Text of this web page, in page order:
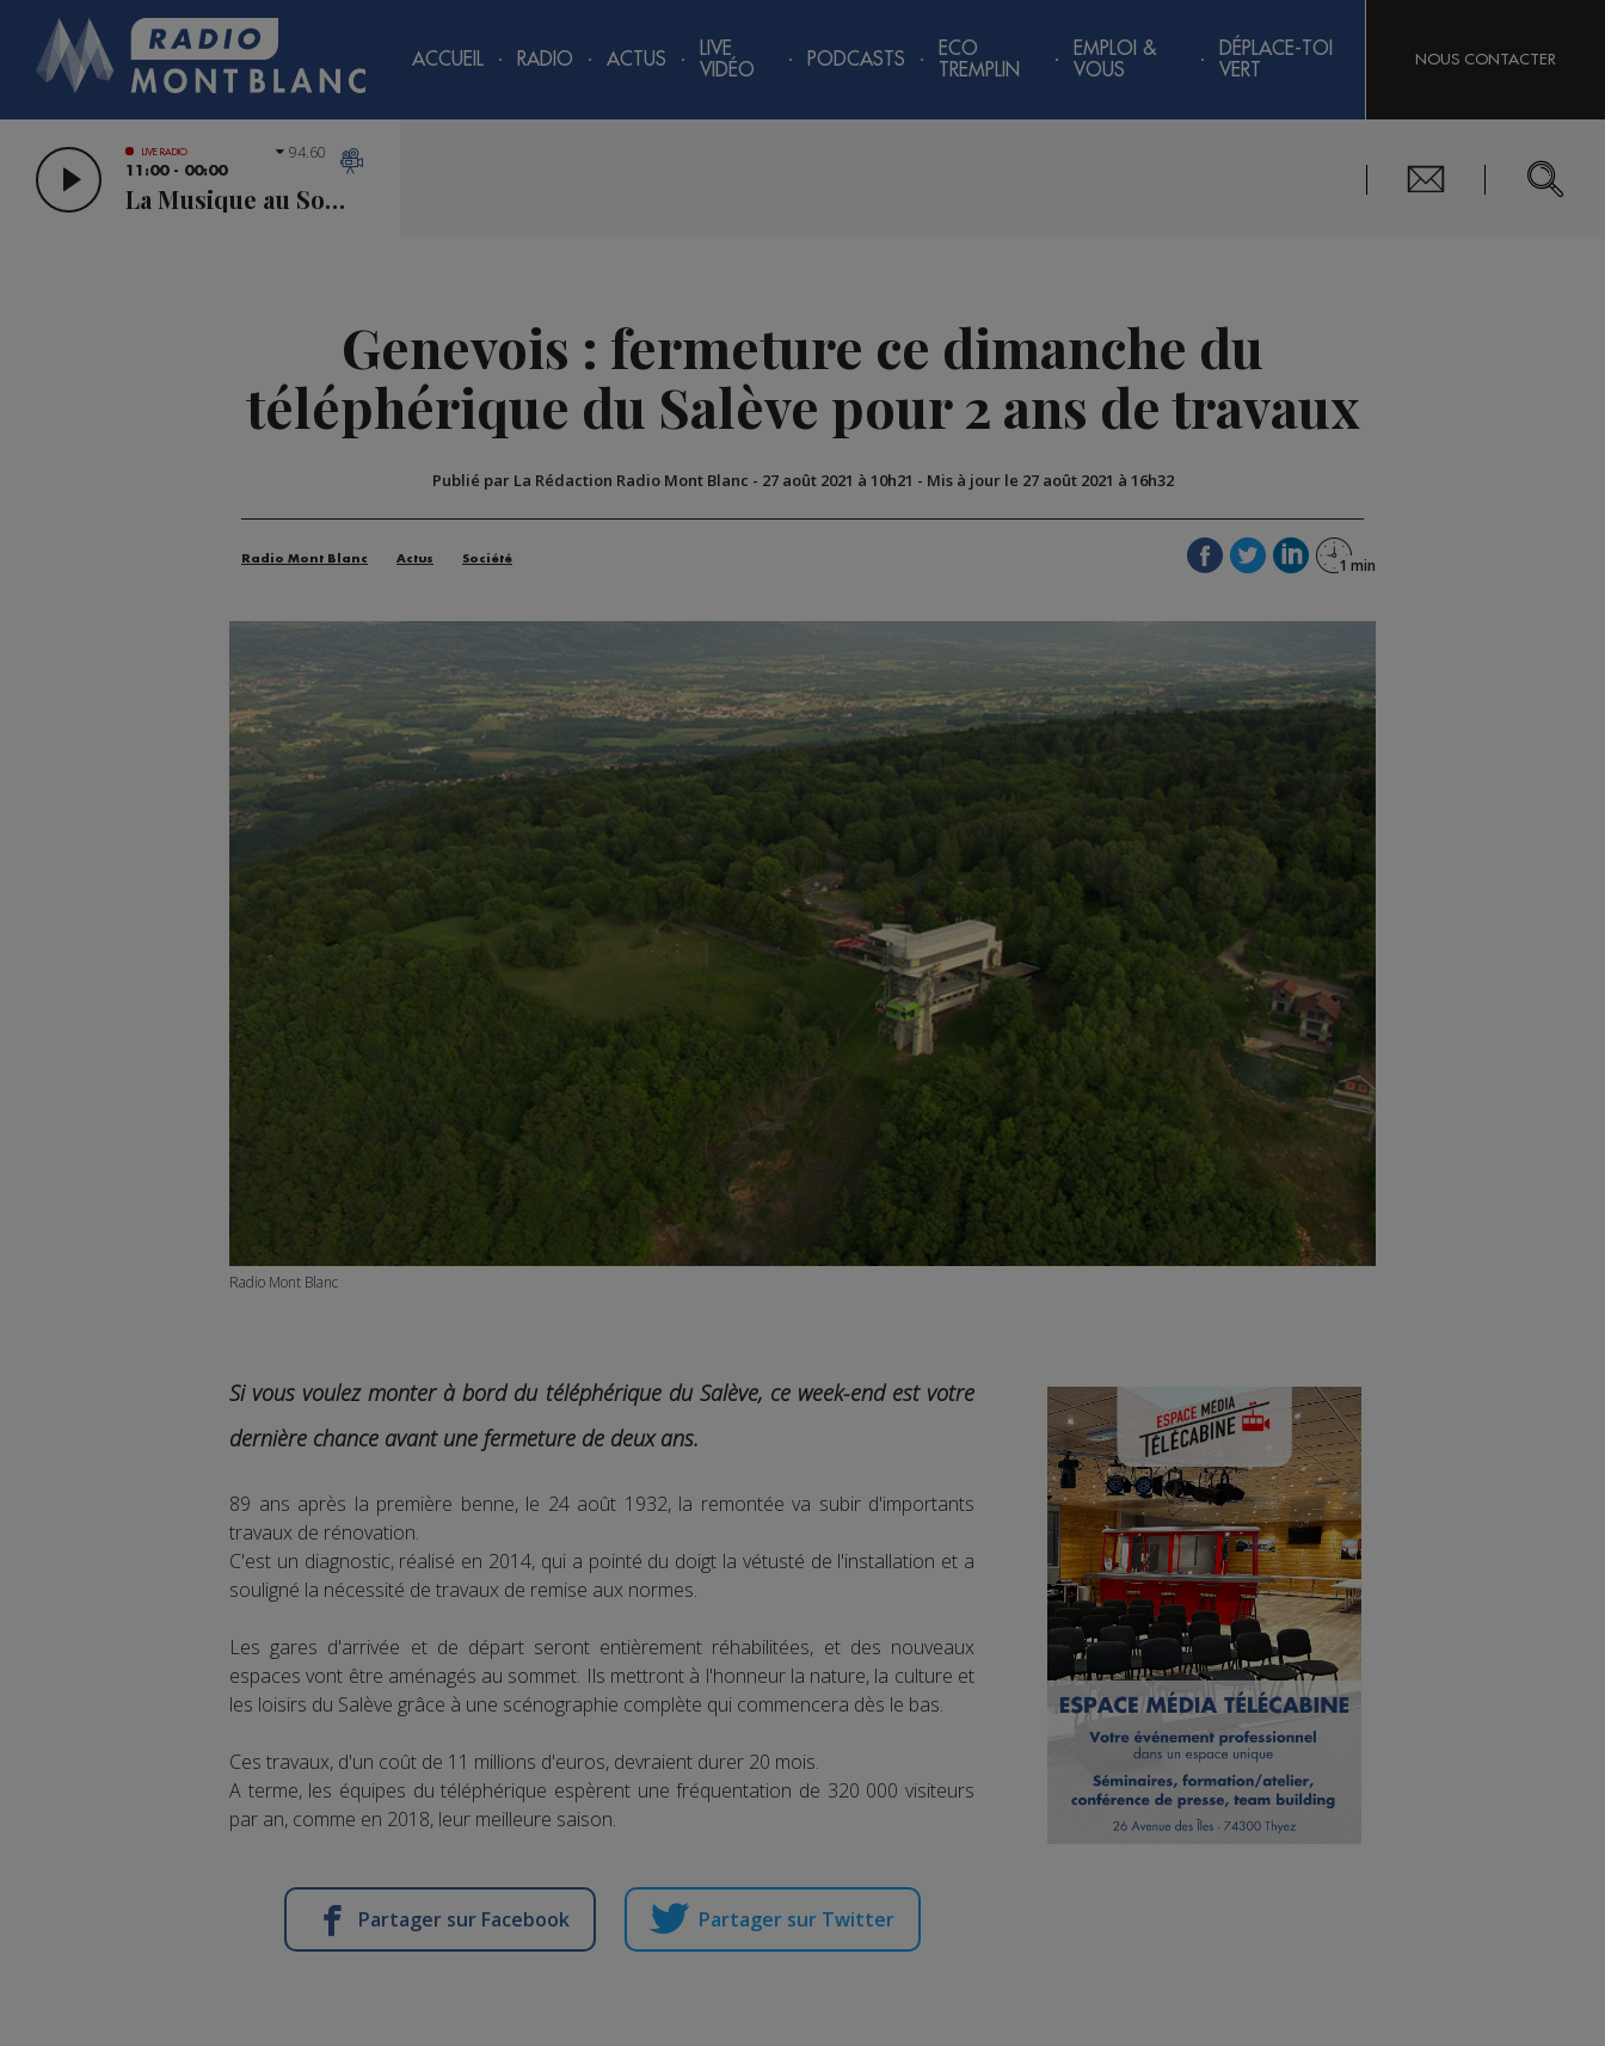
ACCUEIL RADIO ACTUS
LIVE
VIDÉO
PODCASTS
ECO
TREMPLIN
EMPLOI &
VOUS
DÉPLACE-TOI
VERT
NOUS CONTACTER
LIVE RADIO
11:00 - 00:00
La Musique au Sommet
94.60
Genevois : fermeture ce dimanche du
téléphérique du Salève pour 2 ans de travaux
Publié par La Rédaction Radio Mont Blanc - 27 août 2021 à 10h21 - Mis à jour le 27 août 2021 à 16h32
Radio Mont Blanc Actus Société
Radio Mont Blanc
Si vous voulez monter à bord du téléphérique du Salève, ce week-end est votre
dernière chance avant une fermeture de deux ans.
89 ans après la première benne, le 24 août 1932, la remontée va subir d'importants
travaux de rénovation.
C'est un diagnostic, réalisé en 2014, qui a pointé du doigt la vétusté de l'installation et a
souligné la nécessité de travaux de remise aux normes.
Les gares d'arrivée et de départ seront entièrement réhabilitées, et des nouveaux
espaces vont être aménagés au sommet. Ils mettront à l'honneur la nature, la culture et
les loisirs du Salève grâce à une scénographie complète qui commencera dès le bas.
Ces travaux, d'un coût de 11 millions d'euros, devraient durer 20 mois.
A terme, les équipes du téléphérique espèrent une fréquentation de 320 000 visiteurs
par an, comme en 2018, leur meilleure saison.
Partager sur Facebook Partager sur Twitter